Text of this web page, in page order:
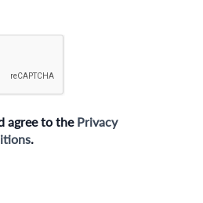
agree to the Privacy
.